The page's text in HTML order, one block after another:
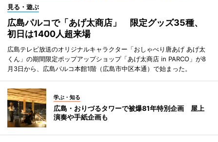
見る・遊ぶ
広島パルコで「あげ太商店」 限定グッズ35種、
初日は1400人超来場
広島テレビ放送のオリジナルキャラクター「おしゃべり唐あげ あげ太
くん」の期間限定ポップアップショップ「あげ太商店 in PARCO」が8
月3日から、広島パルコ本館1階（広島市中区本通）で始まった。
学ぶ・知る
広島・おりづるタワーで被爆81年特別企画 屋上
演奏や手紙企画も